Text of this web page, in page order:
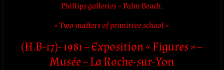
Phillips galleries – Palm Beach.
« Two masters of primitive school »
(H.B-17)- 1981 – Exposition « Figures » –
Musée – La Roche-sur-Yon